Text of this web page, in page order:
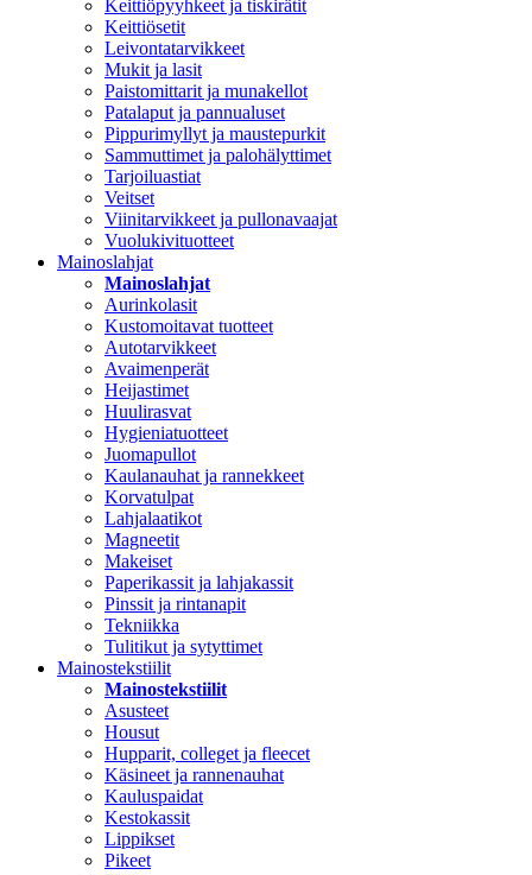
Keittiöpyyhkeet ja tiskirätit
Keittiösetit
Leivontatarvikkeet
Mukit ja lasit
Paistomittarit ja munakellot
Patalaput ja pannualuset
Pippurimyllyt ja maustepurkit
Sammuttimet ja palohälyttimet
Tarjoiluastiat
Veitset
Viinitarvikkeet ja pullonavaajat
Vuolukivituotteet
Mainoslahjat
Mainoslahjat
Aurinkolasit
Kustomoitavat tuotteet
Autotarvikkeet
Avaimenperät
Heijastimet
Huulirasvat
Hygieniatuotteet
Juomapullot
Kaulanauhat ja rannekkeet
Korvatulpat
Lahjalaatikot
Magneetit
Makeiset
Paperikassit ja lahjakassit
Pinssit ja rintanapit
Tekniikka
Tulitikut ja sytyttimet
Mainostekstiilit
Mainostekstiilit
Asusteet
Housut
Hupparit, colleget ja fleecet
Käsineet ja rannenauhat
Kauluspaidat
Kestokassit
Lippikset
Pikeet